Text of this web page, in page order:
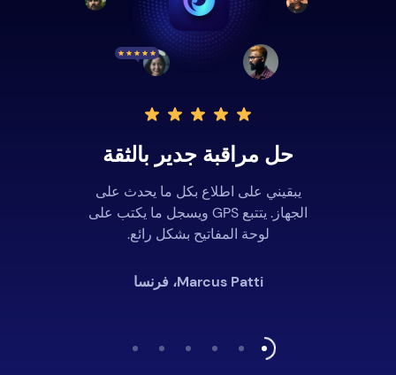
حل مراقبة جدير بالثقة
يبقيني على اطلاع بكل ما يحدث على
الجهاز. يتتبع GPS ويسجل ما يكتب على
لوحة المفاتيح بشكل رائع.
Marcus Patti، فرنسا